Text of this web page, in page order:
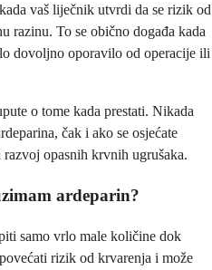
vaš liječnik utvrdi da se rizik od
razinu. To se obično događa kada
dovoljno oporavilo od operacije ili
o tome kada prestati. Nikada
čak i ako se osjećate
opasnih krvnih ugrušaka.
ardeparin?
samo vrlo male količine dok
rizik od krvarenja i može